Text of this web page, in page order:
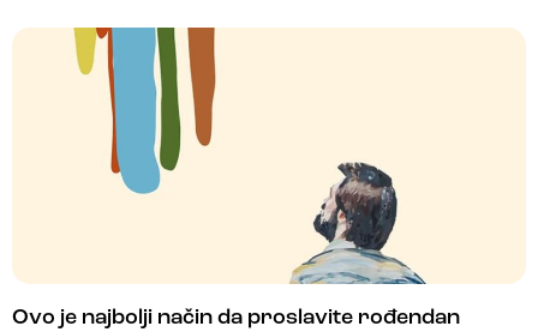
Ovo je najbolji način da proslavite rođendan